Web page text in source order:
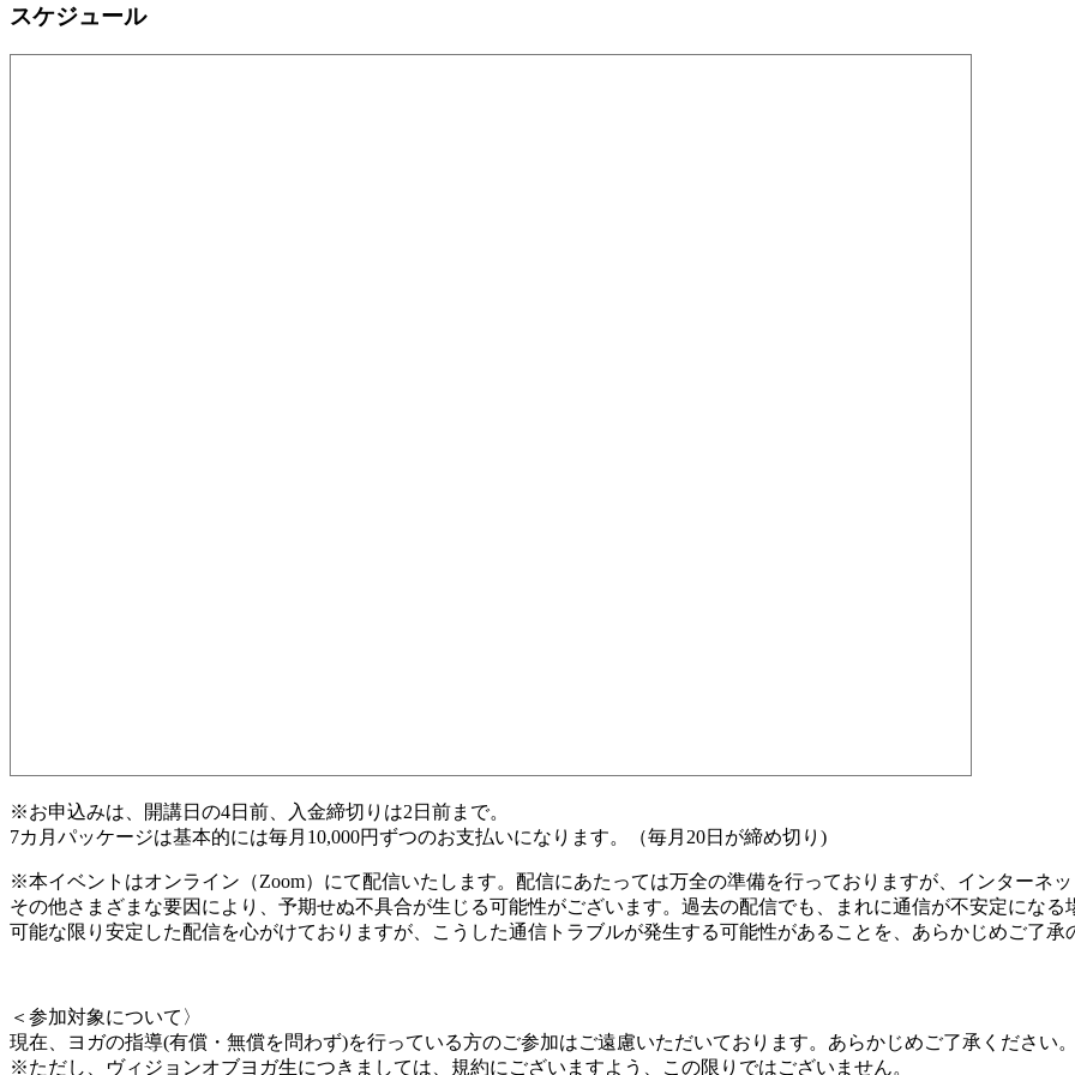
スケジュール
※お申込みは、開講日の4日前、入金締切りは2日前まで。
7カ月パッケージは基本的には毎月10,000円ずつのお支払いになります。（毎月20日が締め切り)
※本イベントはオンライン（Zoom）にて配信いたします。配信にあたっては万全の準備を行っておりますが、インターネ
その他さまざまな要因により、予期せぬ不具合が生じる可能性がございます。過去の配信でも、まれに通信が不安定になる
可能な限り安定した配信を心がけておりますが、こうした通信トラブルが発生する可能性があることを、あらかじめご了
＜参加対象について〉
現在、ヨガの指導(有償・無償を問わず)を行っている方のご参加はご遠慮いただいております。あらかじめご了承ください
※ただし、ヴィジョンオブヨガ生につきましては、規約にございますよう、この限りではございません。